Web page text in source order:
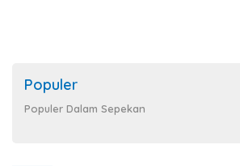
Populer
Populer Dalam Sepekan